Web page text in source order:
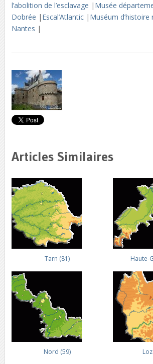
l’abolition de l’esclavage | Musée
Dobrée | Escal’Atlantic | Muséum d’histoire
Nantes |
Articles Similaires
Tarn (81) Haute-
Nord (59)